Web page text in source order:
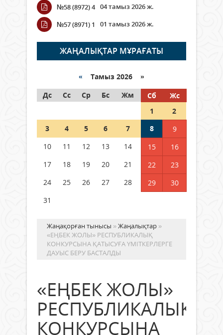
Wi-Fi ҚАБЫРҒА АРҚЫЛЫ ҚАЛАЙ
ӨТЕДІ?
06 тамыз 2026 ж. 265
граждане Казахстана,
05 тамыз 2026 ж. 146
Шетелде жүрген Қазақстан
азаматтары қалай дауыс бере
№58 (8972) 4 04 тамыз 2026 ж.
№57 (8971) 1
01 тамыз 2026 ж.
ЖАҢАЛЫҚТАР МҰРАҒАТЫ
« Тамыз 2026 »
Дс
Сс Ср Бс Жм Сб
Жс
1
2
3
4 5 6 7 8
9
10
11 12 13 14 15
16
17
18 19 20 21 22
23
24
25 26 27 28 29
30
31
Жаңақорған тынысы »Жаңалықтар »
«ЕҢБЕК ЖОЛЫ» РЕСПУБЛИКАЛЫҚ
КОНКУРСЫНА ҚАТЫСУҒА ҮМІТКЕРЛЕРГЕ
ДАУЫС БЕРУ БАСТАЛДЫ
«ЕҢБЕК ЖОЛЫ»
РЕСПУБЛИКАЛЫҚ
КОНКУРСЫНА